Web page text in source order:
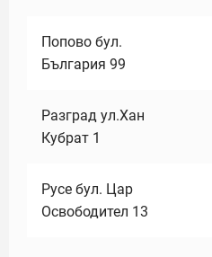
Попово бул.
България 99
Разград ул.Хан
Кубрат 1
Русе бул. Цар
Освободител 13